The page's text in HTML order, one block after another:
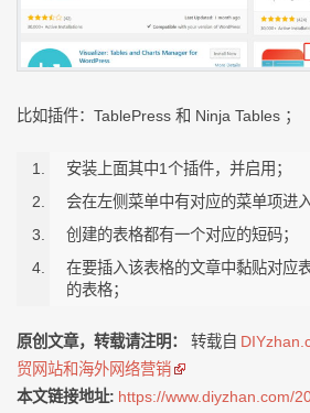
比如插件：TablePress 和 Ninja Tables ；
安装上面其中1个插件，并启用；
会在左侧菜单中有对应的菜单项进
创建的表格都有一个对应的短码；
在要插入该表格的文章中黏贴对应
的表格；
原创文章，转载请注明： 转载自
贸网站和海外网络营销
本文链接地址: https://www.diyzhan.com/